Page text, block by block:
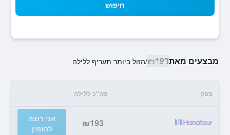
חיפוש
מבצעים מאת₪193
/הזול ביותר תעריף ללילה
ספק סה"כ ללילה
₪193
אני רוצה
להזמין